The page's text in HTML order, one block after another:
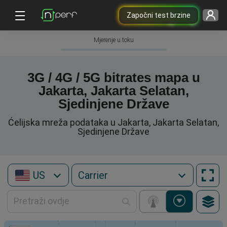
Započni test brzine
Mjerenje u toku
3G / 4G / 5G bitrates mapa u
Jakarta, Jakarta Selatan,
Sjedinjene Države
Ćelijska mreža podataka u Jakarta, Jakarta Selatan,
Sjedinjene Države
US